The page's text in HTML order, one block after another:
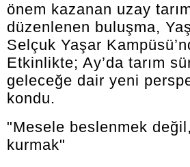
önem kazanan uzay
düzenlenen buluşma,
Selçuk Yaşar
Etkinlikte; Ay’da tarım
geleceğe dair yeni
kondu.
"Mesele beslenmek
kurmak"